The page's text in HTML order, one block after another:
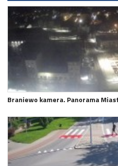
Braniewo kamera. Panorama